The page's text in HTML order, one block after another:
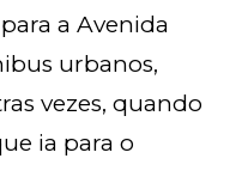
a Avenida
urbanos,
vezes, quando
ia para o